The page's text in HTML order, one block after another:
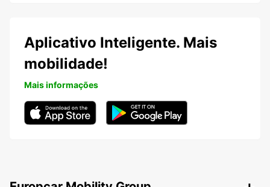
Aplicativo Inteligente. Mais
mobilidade!
Mais informações